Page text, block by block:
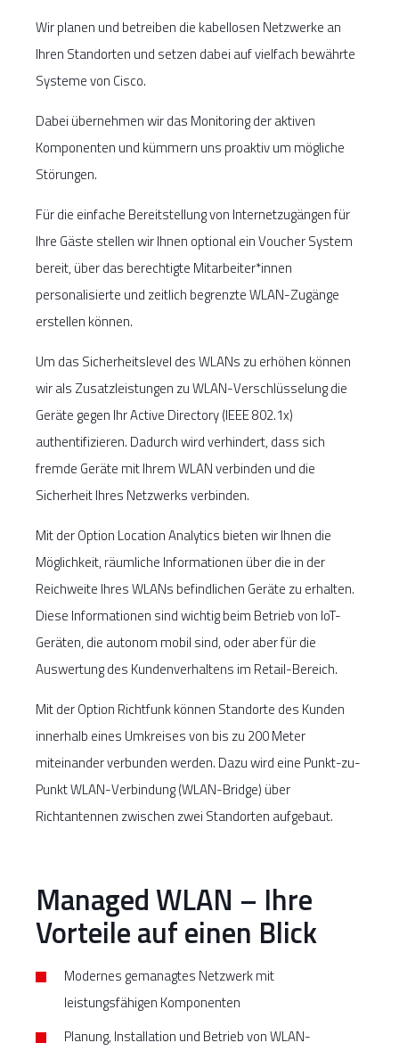
Wir planen und betreiben die kabellosen Netzwerke an
Ihren Standorten und setzen dabei auf vielfach bewährte
Systeme von Cisco.
Dabei übernehmen wir das Monitoring der aktiven
Komponenten und kümmern uns proaktiv um mögliche
Störungen.
Für die einfache Bereitstellung von Internetzugängen für
Ihre Gäste stellen wir Ihnen optional ein Voucher System
bereit, über das berechtigte Mitarbeiter*innen
personalisierte und zeitlich begrenzte WLAN-Zugänge
erstellen können.
Um das Sicherheitslevel des WLANs zu erhöhen können
wir als Zusatzleistungen zu WLAN-Verschlüsselung die
Geräte gegen Ihr Active Directory (IEEE 802.1x)
authentifizieren. Dadurch wird verhindert, dass sich
fremde Geräte mit Ihrem WLAN verbinden und die
Sicherheit Ihres Netzwerks verbinden.
Mit der Option Location Analytics bieten wir Ihnen die
Möglichkeit, räumliche Informationen über die in der
Reichweite Ihres WLANs befindlichen Geräte zu erhalten.
Diese Informationen sind wichtig beim Betrieb von IoT-
Geräten, die autonom mobil sind, oder aber für die
Auswertung des Kundenverhaltens im Retail-Bereich.
Mit der Option Richtfunk können Standorte des Kunden
innerhalb eines Umkreises von bis zu 200 Meter
miteinander verbunden werden. Dazu wird eine Punkt-zu-
Punkt WLAN-Verbindung (WLAN-Bridge) über
Richtantennen zwischen zwei Standorten aufgebaut.
Managed WLAN – Ihre
Vorteile auf einen Blick
Modernes gemanagtes Netzwerk mit
leistungsfähigen Komponenten
Planung, Installation und Betrieb von WLAN-